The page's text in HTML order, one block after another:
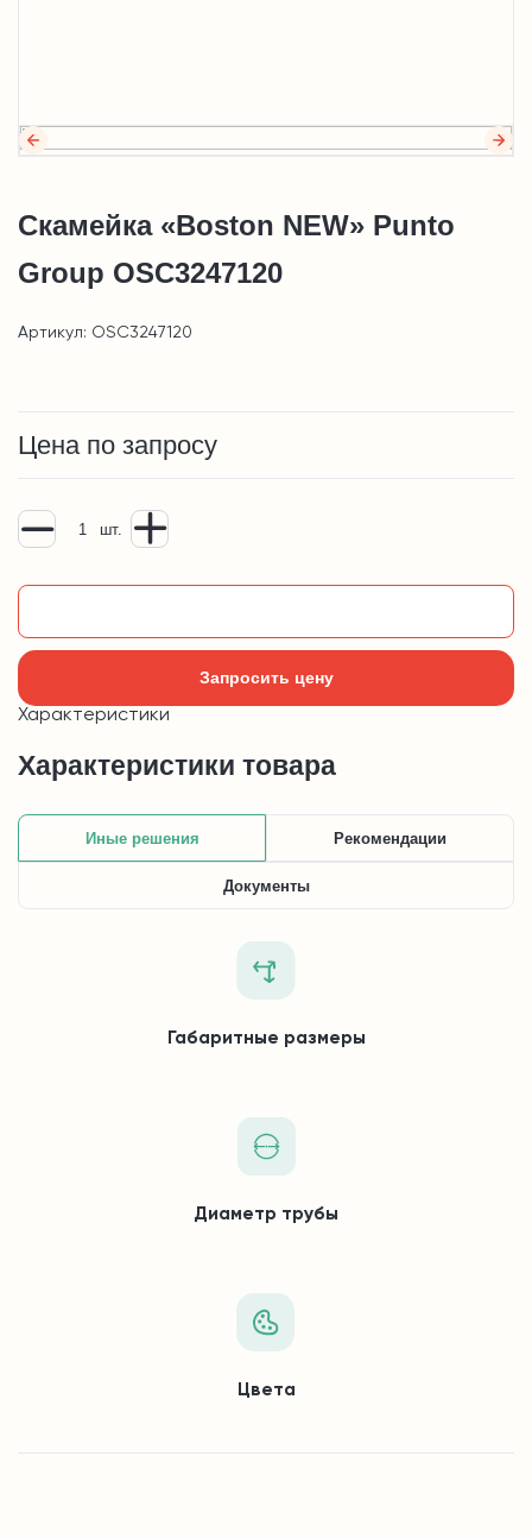
Скамейка «Boston NEW» Punto
Group OSC3247120
Артикул: OSC3247120
Цена по запросу
шт.
Запросить цену
Характеристики
Характеристики товара
Иные решения Рекомендации
Документы
Габаритные размеры
Диаметр трубы
Цвета